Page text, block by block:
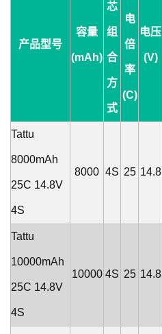
产品型号
容量
(mAh)
芯
组
合
方
式
电
倍
率
(C)
电压
(V)
Tattu
8000mAh
25C 14.8V
4S
8000 4S 25 14.8
Tattu
10000mAh
25C 14.8V
4S
10000 4S 25 14.8